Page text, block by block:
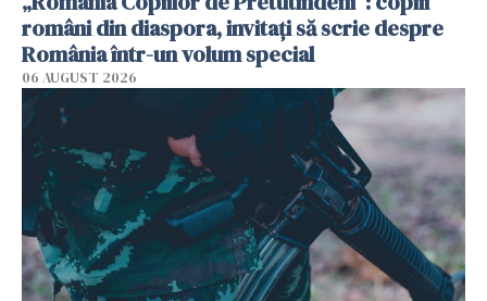
români din diaspora, invitați să scrie despre
România într-un volum special
06 AUGUST 2026